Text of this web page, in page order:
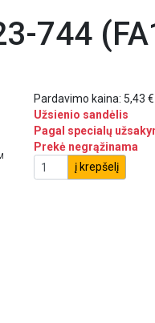
744
Pardavimo kaina: 5,43 €
Užsienio sandėlis
Pagal specialų
Prekė negrąžinama
į krepšelį